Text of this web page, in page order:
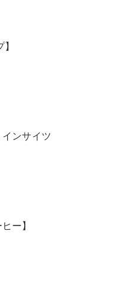
ンサイツ
ー】